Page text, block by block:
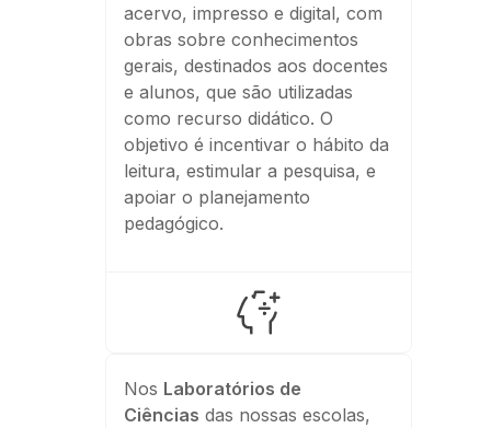
acervo, impresso e digital, com
obras sobre conhecimentos
gerais, destinados aos docentes
e alunos, que são utilizadas
como recurso didático. O
objetivo é incentivar o hábito da
leitura, estimular a pesquisa, e
apoiar o planejamento
pedagógico.
Nos Laboratórios de
Ciências das nossas escolas,